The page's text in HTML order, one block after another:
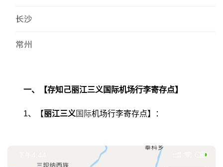
一、【存知己丽江三义国际机场行李寄存点】
1、【丽江三义 国际机场行李寄存点】：